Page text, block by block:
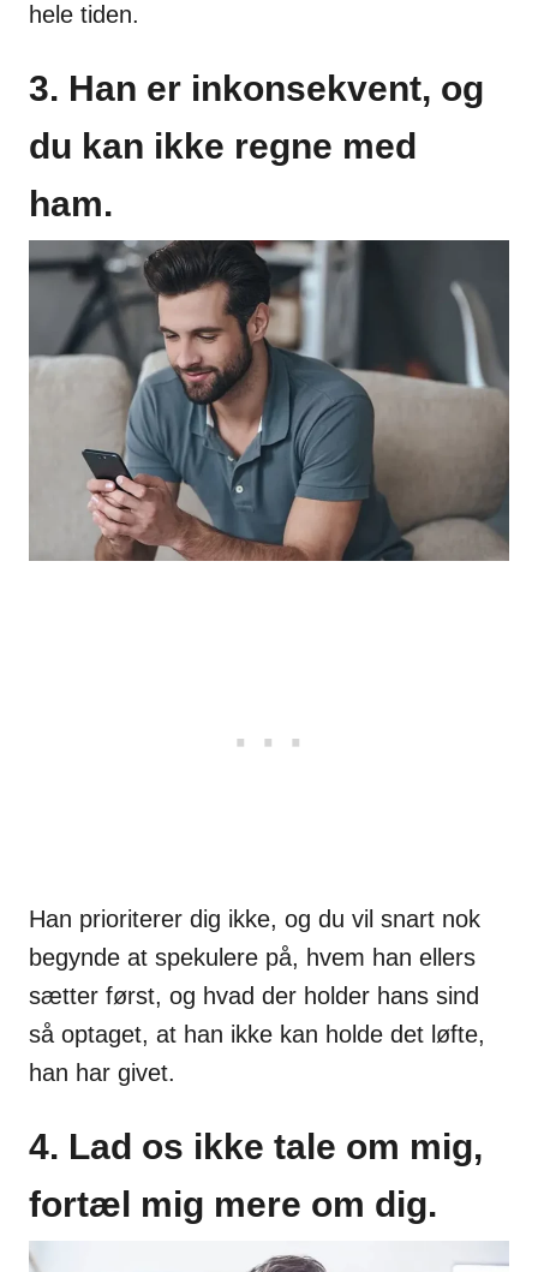
hele tiden.
3. Han er inkonsekvent, og
du kan ikke regne med
ham.
Han prioriterer dig ikke, og du vil snart nok
begynde at spekulere på, hvem han ellers
sætter først, og hvad der holder hans sind
så optaget, at han ikke kan holde det løfte,
han har givet.
4. Lad os ikke tale om mig,
fortæl mig mere om dig.